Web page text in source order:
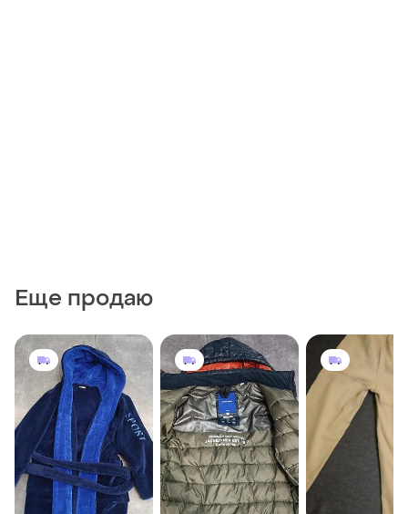
Еще продаю